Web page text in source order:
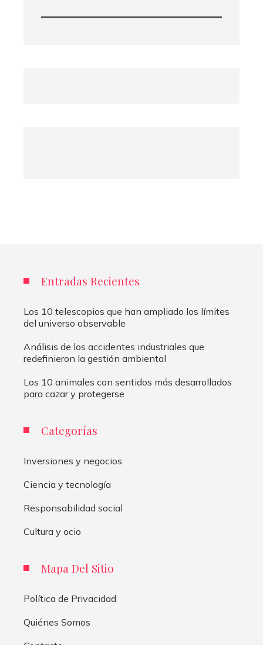
Entradas Recientes
Los 10 telescopios que han ampliado los límites
del universo observable
Análisis de los accidentes industriales que
redefinieron la gestión ambiental
Los 10 animales con sentidos más desarrollados
para cazar y protegerse
Categorías
Inversiones y negocios
Ciencia y tecnología
Responsabilidad social
Cultura y ocio
Mapa Del Sitio
Política de Privacidad
Quiénes Somos